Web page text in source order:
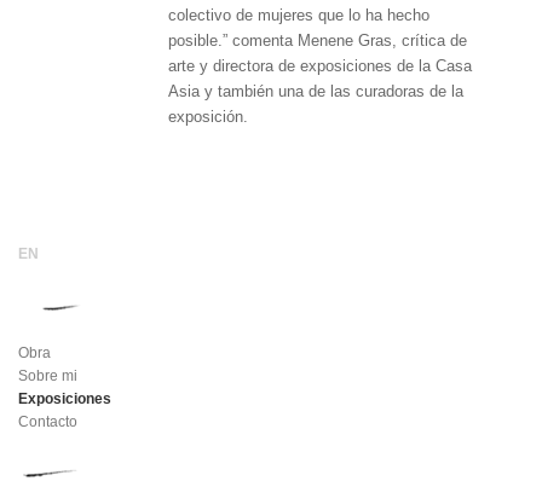
colectivo de mujeres que lo ha hecho
posible.” comenta Menene Gras, crítica de
arte y directora de exposiciones de la Casa
Asia y también una de las curadoras de la
exposición.
Obra
Sobre mi
Exposiciones
Contacto